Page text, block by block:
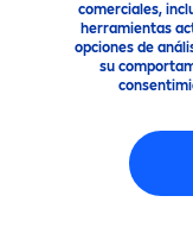
comerciales,
herramientas
opciones de
su